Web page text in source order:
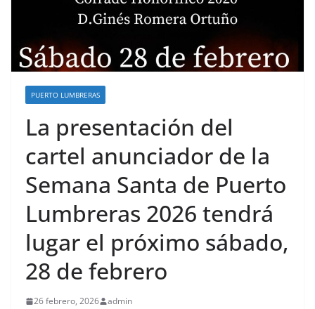
PUERTO LUMBRERAS
La presentación del
cartel anunciador de la
Semana Santa de Puerto
Lumbreras 2026 tendrá
lugar el próximo sábado,
28 de febrero
26 febrero, 2026 admin